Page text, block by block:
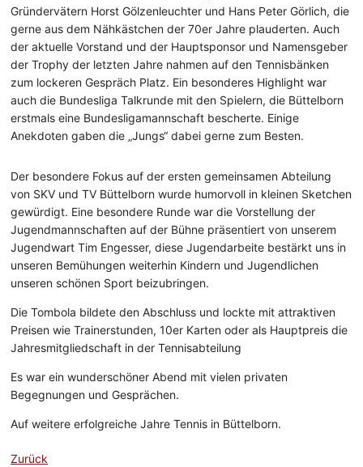
Gründervätern Horst Gölzenleuchter und Hans Peter Görlich, die
gerne aus dem Nähkästchen der 70er Jahre plauderten. Auch
der aktuelle Vorstand und der Hauptsponsor und Namensgeber
der Trophy der letzten Jahre nahmen auf den Tennisbänken
zum lockeren Gespräch Platz. Ein besonderes Highlight war
auch die Bundesliga Talkrunde mit den Spielern, die Büttelborn
erstmals eine Bundesligamannschaft bescherte. Einige
Anekdoten gaben die „Jungs“ dabei gerne zum Besten.
Der besondere Fokus auf der ersten gemeinsamen Abteilung
von SKV und TV Büttelborn wurde humorvoll in kleinen Sketchen
gewürdigt. Eine besondere Runde war die Vorstellung der
Jugendmannschaften auf der Bühne präsentiert von unserem
Jugendwart Tim Engesser, diese Jugendarbeite bestärkt uns in
unseren Bemühungen weiterhin Kindern und Jugendlichen
unseren schönen Sport beizubringen.
Die Tombola bildete den Abschluss und lockte mit attraktiven
Preisen wie Trainerstunden, 10er Karten oder als Hauptpreis die
Jahresmitgliedschaft in der Tennisabteilung
Es war ein wunderschöner Abend mit vielen privaten
Begegnungen und Gesprächen.
Auf weitere erfolgreiche Jahre Tennis in Büttelborn.
Zurück